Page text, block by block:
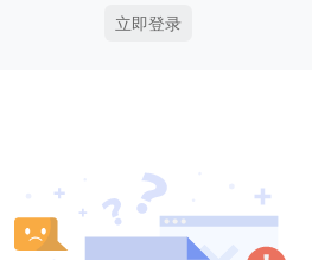
立即登录